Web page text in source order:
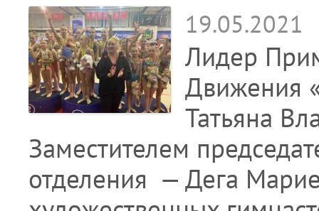
19.05.2021
Лидер
Движения
Татьяна
Заместителем
отделения — Дега